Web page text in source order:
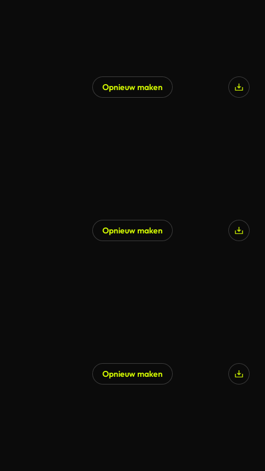
Opnieuw maken
Opnieuw maken
Opnieuw maken